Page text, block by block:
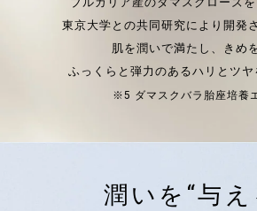
東京大学との共同研究により開発
肌を潤いで満たし、きめ
ふっくらと弾力のあるハリとツヤ
※5 ダマスクバラ胎座培養
潤いを“与え